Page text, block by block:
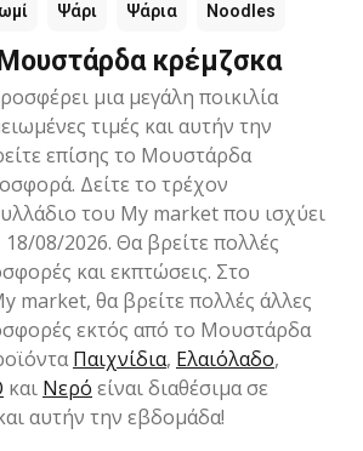
Ψάρι Ψάρια Noodles
κρέμζσκα
μια μεγάλη ποικιλία
τιμές και αυτήν την
επίσης το Μουστάρδα
Δείτε το τρέχον
του My market που ισχύει
08/2026. Θα βρείτε πολλές
και εκπτώσεις. Στο
market, θα βρείτε πολλές άλλες
εκτός από το Μουστάρδα
Παιχνίδια, Ελαιόλαδο,
και Νερό είναι διαθέσιμα σε
αυτήν την εβδομάδα!